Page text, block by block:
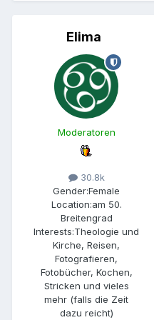
Elima
Moderatoren
30.8k
Gender:Female
Location:am 50.
Breitengrad
Interests:Theologie und
Kirche, Reisen,
Fotografieren,
Fotobücher, Kochen,
Stricken und vieles
mehr (falls die Zeit
dazu reicht)